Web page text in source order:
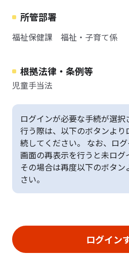
所管部署
福祉保健課 福祉・子育て係
根拠法律・条例等
児童手当法
ログインが必要な手続が選択
行う際は、以下のボタンよ
続してください。 なお、ロ
画面の再表示を行うと未ログ
その場合は再度以下のボタ
さい。